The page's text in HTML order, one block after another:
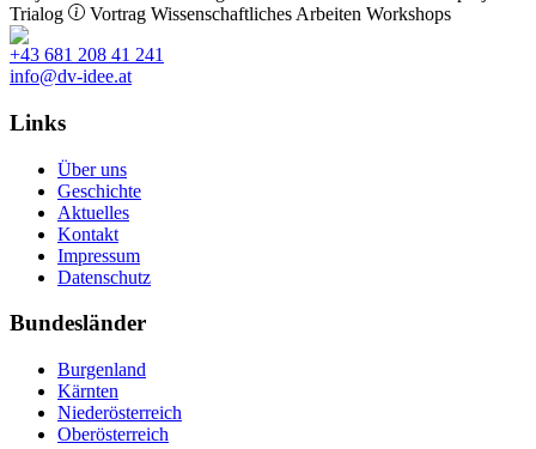
Trialog
Vortrag Wissenschaftliches Arbeiten Workshops
+43 681 208 41 241
info@dv-idee.at
Links
Über uns
Geschichte
Aktuelles
Kontakt
Impressum
Datenschutz
Bundesländer
Burgenland
Kärnten
Niederösterreich
Oberösterreich